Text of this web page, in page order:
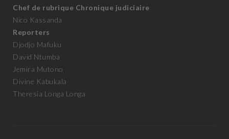
Chef de rubrique Chronique judiciaire
Nico Kassanda
Reporters
Djodjo Mafuku
David Ntumba
Jemira Mutono
Divine Kabukala
Theresia Longa Longa